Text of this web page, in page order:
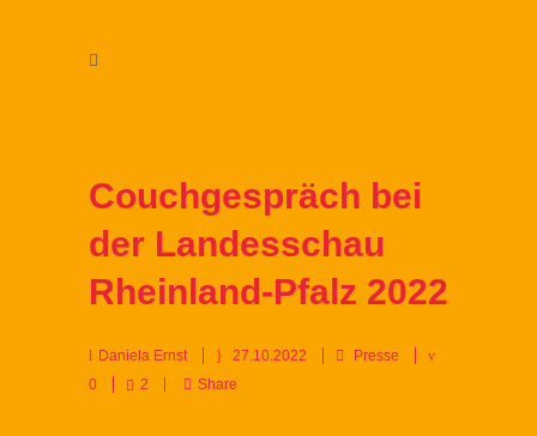
Couchgespräch bei
der Landesschau
Rheinland-Pfalz 2022
Daniela Ernst 27.10.2022
Presse
0
2 Share